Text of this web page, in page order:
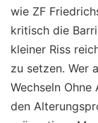
wie ZF
kritisch die
kleiner Riss
zu setzen. Wer
Wechseln
den